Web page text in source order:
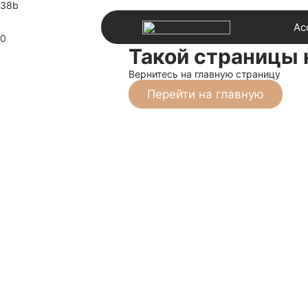
38b
0
Такой страницы
Вернитесь на главную страницу
Перейти на главную